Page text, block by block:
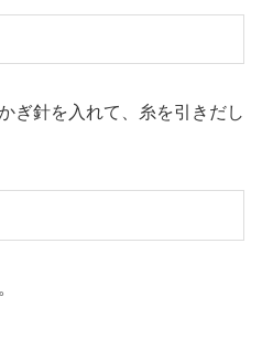
ぎ針を入れて、糸を引きだし